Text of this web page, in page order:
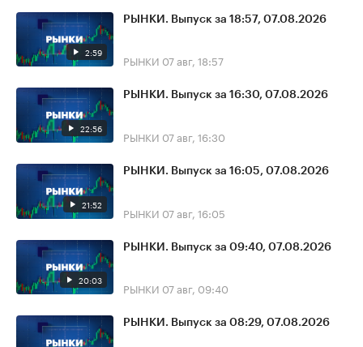
2:59
РЫНКИ. Выпуск за 18:57, 07.08.2026
РЫНКИ 07 авг, 18:57
22:56
РЫНКИ. Выпуск за 16:30, 07.08.2026
РЫНКИ 07 авг, 16:30
21:52
РЫНКИ. Выпуск за 16:05, 07.08.2026
РЫНКИ 07 авг, 16:05
20:03
РЫНКИ. Выпуск за 09:40, 07.08.2026
РЫНКИ 07 авг, 09:40
РЫНКИ. Выпуск за 08:29, 07.08.2026